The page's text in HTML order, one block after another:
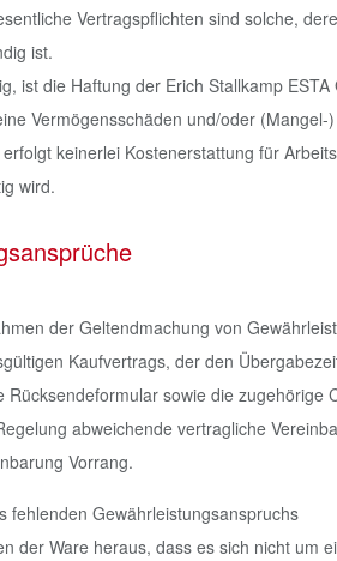
Vertragspflichten sind solche,
ist.
ist die Haftung der Erich Stallkamp
Vermögensschäden und/oder (Mangel-
keinerlei Kostenerstattung für
wird.
der Geltendmachung von
Kaufvertrags, der den
Rücksendeformular sowie die zugehörige
abweichende vertragliche
Vorrang.
fehlenden Gewährleistungsanspruchs
der Ware heraus, dass es sich nicht um